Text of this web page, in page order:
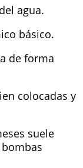
agua.
básico.
de forma
colocadas y
suele